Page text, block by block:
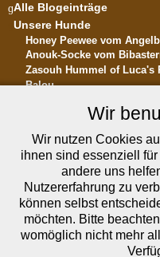
Alle Blogeinträge
Unsere Hunde
Honey Peewee vom
Anouk-Socke vom
Zasouh Hummel of Luca's
Balou
Die Rasse Bolonka Zwetna
Hundesalon Bibastern in
Unser Fotoalbum
Unsere Videos bei
Über uns
Kontakt
Wir bei facebook
Reico Vital-Systeme
Datenschutzerklärung
Wir
Wir nutzen Cookies
ihnen sind essenziell
andere uns
Nutzererfahrung zu
können selbst
möchten. Bitte
womöglich nicht mehr